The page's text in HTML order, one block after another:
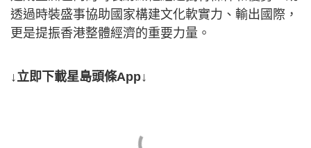
透過時裝盛事協助國家構建文化軟實力、輸出國際，
更是提振香港整體經濟的重要力量。
↓立即下載星島頭條App↓